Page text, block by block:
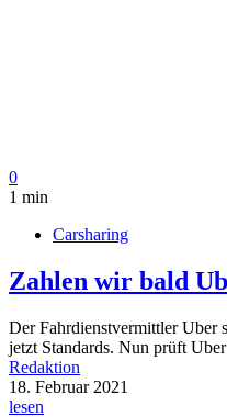
0
1 min
Carsharing
Zahlen wir bald
Der Fahrdienstvermittler Uber
jetzt Standards. Nun prüft
Redaktion
18. Februar 2021
lesen